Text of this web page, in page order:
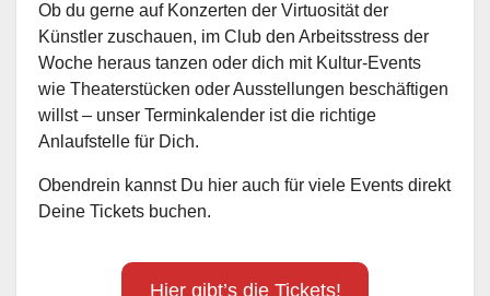
Ob du gerne auf Konzerten der Virtuosität der
Künstler zuschauen, im Club den Arbeitsstress der
Woche heraus tanzen oder dich mit Kultur-Events
wie Theaterstücken oder Ausstellungen beschäftigen
willst – unser Terminkalender ist die richtige
Anlaufstelle für Dich.
Obendrein kannst Du hier auch für viele Events direkt
Deine Tickets buchen.
Hier gibt’s die Tickets!